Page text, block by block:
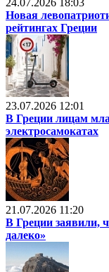
24.07.2026 18:03
Новая
рейтингах Греции
23.07.2026 12:01
В Греции лицам
электросамокатах
21.07.2026 11:20
В Греции заявили,
далеко»